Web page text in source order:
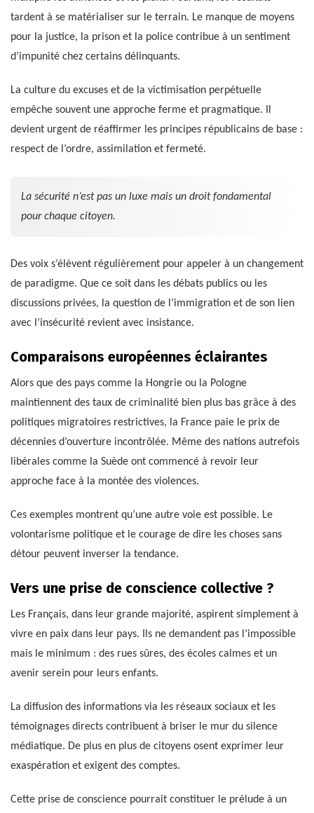
tardent à se matérialiser sur le terrain. Le manque de moyens
pour la justice, la prison et la police contribue à un sentiment
d’impunité chez certains délinquants.
La culture du excuses et de la victimisation perpétuelle
empêche souvent une approche ferme et pragmatique. Il
devient urgent de réaffirmer les principes républicains de base :
respect de l’ordre, assimilation et fermeté.
La sécurité n’est pas un luxe mais un droit fondamental
pour chaque citoyen.
Des voix s’élèvent régulièrement pour appeler à un changement
de paradigme. Que ce soit dans les débats publics ou les
discussions privées, la question de l’immigration et de son lien
avec l’insécurité revient avec insistance.
Comparaisons européennes éclairantes
Alors que des pays comme la Hongrie ou la Pologne
maintiennent des taux de criminalité bien plus bas grâce à des
politiques migratoires restrictives, la France paie le prix de
décennies d’ouverture incontrôlée. Même des nations autrefois
libérales comme la Suède ont commencé à revoir leur
approche face à la montée des violences.
Ces exemples montrent qu’une autre voie est possible. Le
volontarisme politique et le courage de dire les choses sans
détour peuvent inverser la tendance.
Vers une prise de conscience collective ?
Les Français, dans leur grande majorité, aspirent simplement à
vivre en paix dans leur pays. Ils ne demandent pas l’impossible
mais le minimum : des rues sûres, des écoles calmes et un
avenir serein pour leurs enfants.
La diffusion des informations via les réseaux sociaux et les
témoignages directs contribuent à briser le mur du silence
médiatique. De plus en plus de citoyens osent exprimer leur
exaspération et exigent des comptes.
Cette prise de conscience pourrait constituer le prélude à un